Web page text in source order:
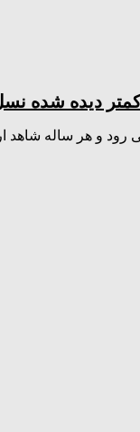
هر ساله شاهد